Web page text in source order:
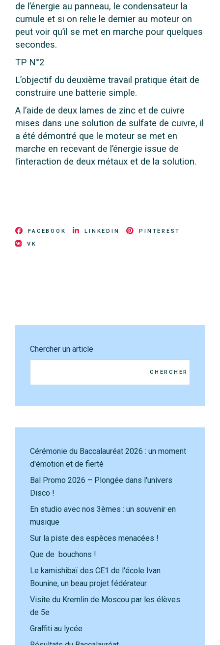
de l’énergie au panneau, le condensateur la
cumule et si on relie le dernier au moteur on
peut voir qu’il se met en marche pour quelques
secondes.
TP N°2
L’objectif du deuxième travail pratique était de
construire une batterie simple.
A l’aide de deux lames de zinc et de cuivre
mises dans une solution de sulfate de cuivre, il
a été démontré que le moteur se met en
marche en recevant de l’énergie issue de
l’interaction de deux métaux et de la solution.
FACEBOOK LINKEDIN
PINTEREST
VK
Chercher un article
CHERCHER
Cérémonie du Baccalauréat 2026 : un moment
d'émotion et de fierté
Bal Promo 2026 – Plongée dans l'univers
Disco !
En studio avec nos 3èmes : un souvenir en
musique
Sur la piste des espèces menacées !
Que de bouchons !
Le kamishibaï des CE1 de l'école Ivan
Bounine, un beau projet fédérateur
Visite du Kremlin de Moscou par les élèves
de 5e
Graffiti au lycée